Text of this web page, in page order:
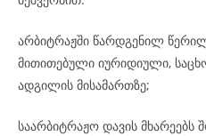
არბიტრაჟში წარდგენილ
მითითებული იურიდიული,
ადგილის მისამართზე;
საარბიტრაჟო დავის